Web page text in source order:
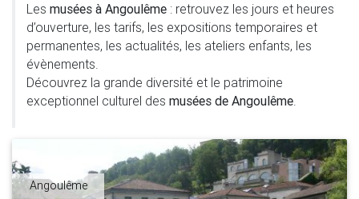
Les musées à Angoulême: retrouvez les jours et heures
d’ouverture, les tarifs, les expositions temporaires et
permanentes, les actualités, les ateliers enfants, les
évènements.
Découvrez la grande diversité et le patrimoine
exceptionnel culturel des musées de Angoulême.
Angoulême